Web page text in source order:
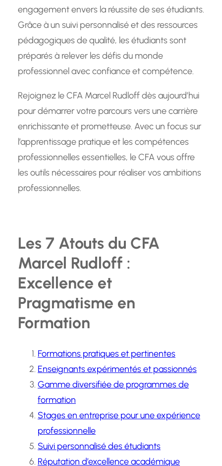
engagement envers la réussite de ses étudiants.
Grâce à un suivi personnalisé et des ressources
pédagogiques de qualité, les étudiants sont
préparés à relever les défis du monde
professionnel avec confiance et compétence.
Rejoignez le CFA Marcel Rudloff dès aujourd’hui
pour démarrer votre parcours vers une carrière
enrichissante et prometteuse. Avec un focus sur
l’apprentissage pratique et les compétences
professionnelles essentielles, le CFA vous offre
les outils nécessaires pour réaliser vos ambitions
professionnelles.
Les 7 Atouts du CFA
Marcel Rudloff :
Excellence et
Pragmatisme en
Formation
Formations pratiques et pertinentes
Enseignants expérimentés et passionnés
Gamme diversifiée de programmes de
formation
Stages en entreprise pour une expérience
professionnelle
Suivi personnalisé des étudiants
Réputation d’excellence académique